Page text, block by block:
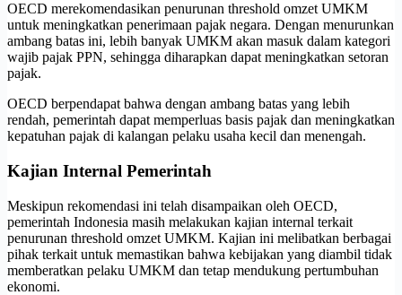
OECD merekomendasikan penurunan threshold omzet UMKM
untuk meningkatkan penerimaan pajak negara. Dengan menurunkan
ambang batas ini, lebih banyak UMKM akan masuk dalam kategori
wajib pajak PPN, sehingga diharapkan dapat meningkatkan setoran
pajak.
OECD berpendapat bahwa dengan ambang batas yang lebih
rendah, pemerintah dapat memperluas basis pajak dan meningkatkan
kepatuhan pajak di kalangan pelaku usaha kecil dan menengah.
Kajian Internal Pemerintah
Meskipun rekomendasi ini telah disampaikan oleh OECD,
pemerintah Indonesia masih melakukan kajian internal terkait
penurunan threshold omzet UMKM. Kajian ini melibatkan berbagai
pihak terkait untuk memastikan bahwa kebijakan yang diambil tidak
memberatkan pelaku UMKM dan tetap mendukung pertumbuhan
ekonomi.